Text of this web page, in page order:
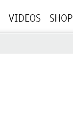
VIDEOS SHOP